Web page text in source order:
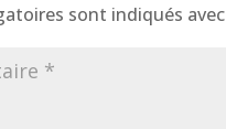
sont indiqués avec